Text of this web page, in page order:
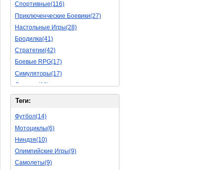
Спортивные(116)
Приключенческие Боевики(27)
Настольные Игры(28)
Бродилка(41)
Стратегии(42)
Боевые RPG(17)
Симуляторы(17)
Леталки(18)
Симуляторы Жизни(40)
Логические Игры(18)
Азартные(15)
Ролевые Игры(62)
Боевик(8)
Головоломка(5)
Теги:
Футбол(14)
Мотоциклы(6)
Ниндзя(10)
Олимпийские Игры(9)
Самолеты(9)